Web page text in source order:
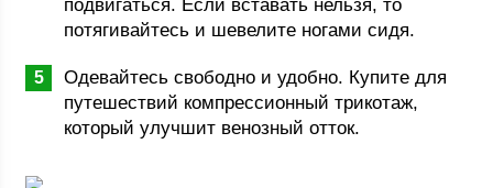
подвигаться. Если вставать нельзя, то
потягивайтесь и шевелите ногами сидя.
Одевайтесь свободно и удобно. Купите для
путешествий компрессионный трикотаж,
который улучшит венозный отток.